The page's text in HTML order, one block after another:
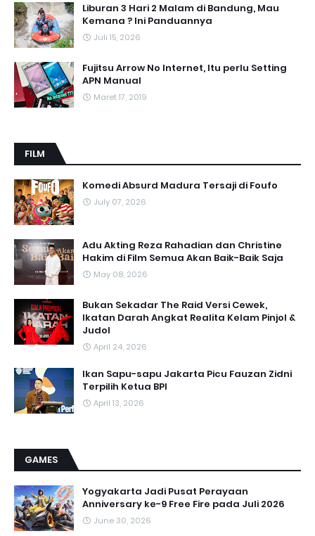
Liburan 3 Hari 2 Malam di Bandung, Mau
Kemana ? Ini Panduannya
Juli 15, 2026
Fujitsu Arrow No Internet, Itu perlu Setting
APN Manual
Maret 17, 2019
FILM
Komedi Absurd Madura Tersaji di Foufo
July 07, 2026
Adu Akting Reza Rahadian dan Christine
Hakim di Film Semua Akan Baik-Baik Saja
May 08, 2026
Bukan Sekadar The Raid Versi Cewek,
Ikatan Darah Angkat Realita Kelam Pinjol &
Judol
April 24, 2026
Ikan Sapu-sapu Jakarta Picu Fauzan Zidni
Terpilih Ketua BPI
April 13, 2026
GAMES
Yogyakarta Jadi Pusat Perayaan
Anniversary ke-9 Free Fire pada Juli 2026
June 30, 2026